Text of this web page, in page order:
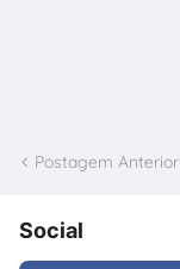
Postagem Anterior
Social